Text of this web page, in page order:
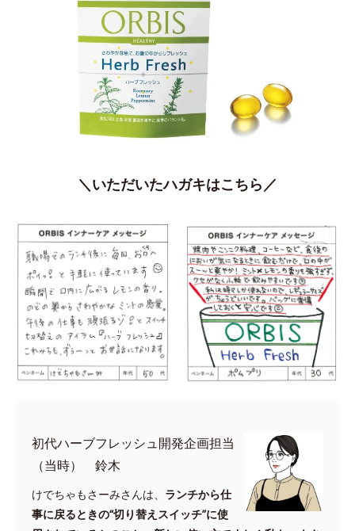
＼いただいたハガキはこちら／
初代ハーブフレッシュ開発企画担当
（当時） 鈴木
けでちゃもさーみさんは、 ランチから仕
事に戻るときの“切り替えスイッチ”に使